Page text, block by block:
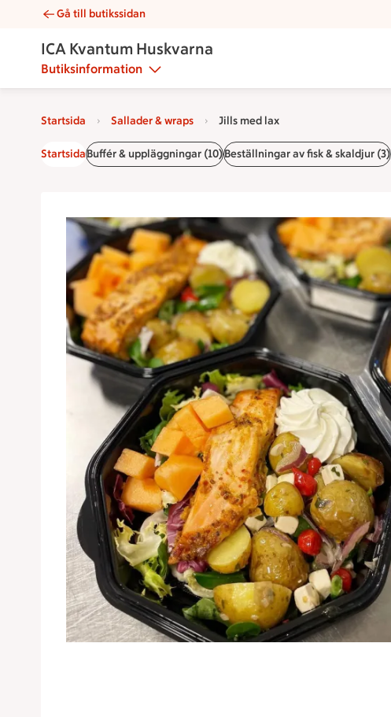
Jills med lax | Catering ICA Kvantum Huskvarna
Gå till butikssidan
ICA Kvantum Huskvarna
Butiksinformation
Startsida Sallader & wraps Jills med lax
StartsidaBuffér & uppläggningar (10)Beställningar av fisk & skaldjur (3)